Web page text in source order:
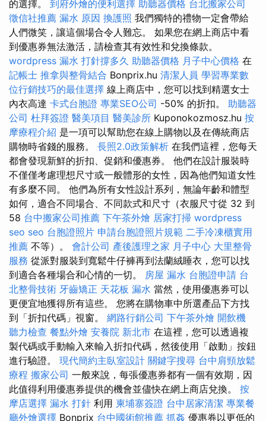
的選擇。 到府外燴的便利選擇 助聽器價格 台北搬家公司
徵信社推薦 漏水 原因 換護照 我們獨特的禮物一定會帶給
人們微笑，讓這個場合令人難忘。 如果您在網上商店中看
到優惠券無法激活，請檢查其有效性和兌換條款。
wordpress 漏水 打針撐多久 助聽器價格 月子中心價格 在
記帳士 推拿與整骨結合 Bonprix.hu 清潔人員 學習專業數
位行銷技巧的最佳選擇 線上商店中，您可以找到精選女士
內衣高達 卡式台胞證 專業SEO公司 -50% 的折扣。 助聽器
公司 杜拜簽證 醫美項目 醫美診所 Kuponokozmosz.hu 按
摩療程介紹 是一項可以幫助您在線上購物以及在傳統商店
購物時省錢的服務。 長照2.0政策解析 在我們這裡，您每天
都會發現新鮮的折扣、促銷和優惠券。 他們在設計服裝時
不僅僅考慮理想尺寸或一般體形的女性，因為他們知道女性
有多麼不同。 他們為所有女性設計系列，無論年齡和體型
如何，適合不同場合、不同款式和尺寸（衣服尺寸從 32 到
58 台中搬家公司推薦 下午茶外燴 居家打掃 wordpress
seo seo 台胞證照片 申請台胞證照片規範 二手冷凍櫃實用
推薦 不等）。 會計公司 產後護理之家 月子中心 大里整骨
服務 從派對服裝到寬鬆牛仔褲再到法蘭絨睡衣，您可以找
到適合各種場合和心情的一切。 房屋 漏水 台胞證申請 台
北整骨技術 牙齒矯正 天花板 漏水 當然，使用優惠券可以
更便宜地獲得所有這些。 您將在購物車中所選產品下方找
到「折扣代碼」視窗。 網路行銷公司 下午茶外燴 開飲機
聽力檢查 餐點外燴 安養院 新北市 在這裡，您可以透過複
製代碼或手動輸入來輸入折扣代碼，然後使用「啟動」按鈕
進行驗證。 現代簡約主臥室設計 關鍵字搜尋 台中肩頸放鬆
療程 搬家公司 一般來說，每張優惠券都有一個有效期，因
此值得利用優惠券提供的機會並儘快在網上商店兌換。 按
摩店選擇 漏水 打針 利用 柬埔寨簽證 台中居家清潔 專業餐
廳外燴選擇 Bonprix 台中國術館推薦 抓姦 優惠券以更低的